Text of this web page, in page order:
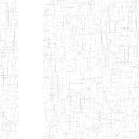
LAIQUE LES
PERFORMANCES
PEDAGOGIQUES
ENIEG DU HAUT
NKAM
ENIEG BILINGUE